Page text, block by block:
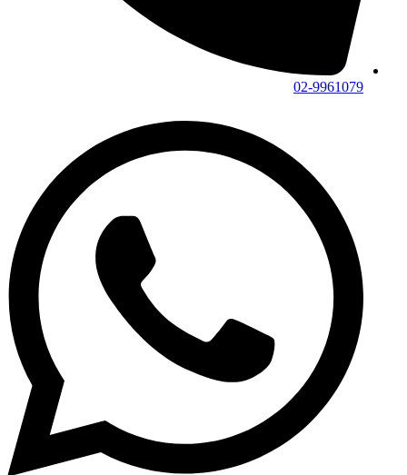
02-9961079